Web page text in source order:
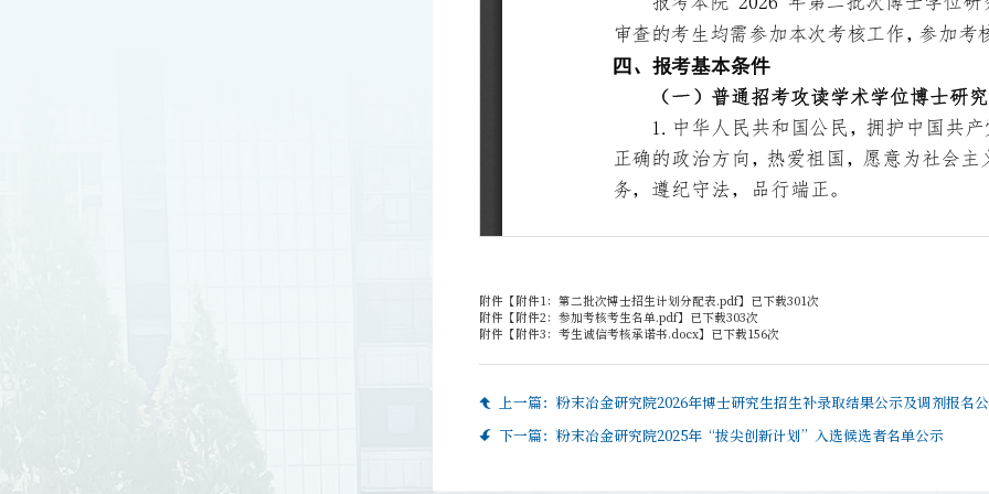
附件【附件1：第二批次博士招生计划分配表.pdf】已下载301次
附件【附件2：参加考核考生名单.pdf】已下载303次
附件【附件3：考生诚信考核承诺书.docx】已下载156次
上一篇： 粉末冶金研究院2026年博士研究生招生补录取结果公示及调剂报名
下一篇： 粉末冶金研究院2025年“拔尖创新计划”入选候选者名单公示